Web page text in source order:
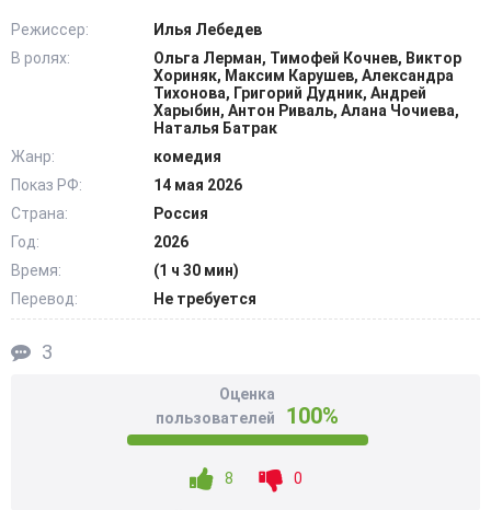
объясняет ей, что нужно просто «чувствовать доску».
Учитель тренируется втихаря и совмещает работу с
площадкой. В процессе подготовки героиня начинает
лучше понимать Марка и своих учеников. Для них она
администрации и ревность у сына, который не ожидал,
Режиссер:
Илья Лебедев
В ролях:
Ольга Лерман, Тимофей Кочнев, Виктор
Хориняк, Максим Карушев, Александра
Тихонова, Григорий Дудник, Андрей
Харыбин, Антон Риваль, Алана Чочиева,
Наталья Батрак
Жанр:
комедия
Показ РФ:
14 мая 2026
Страна:
Россия
Год:
2026
Время:
(1 ч 30 мин)
Перевод:
Не требуется
3
Оценка
пользователей
100%
8 0